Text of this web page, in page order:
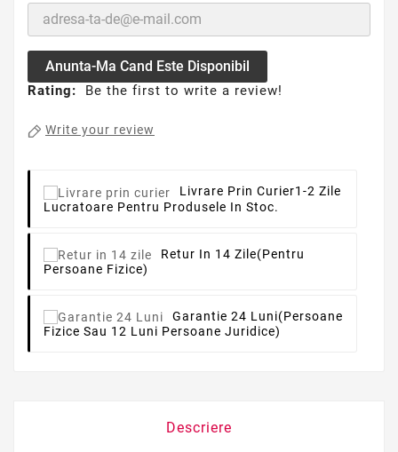
Anunta-Ma Cand Este Disponibil
Rating: Be the first to write a review!
Write your review
Livrare Prin Curier1-2 Zile
Lucratoare Pentru Produsele In Stoc.
Retur In 14 Zile(pentru
Persoane Fizice)
Garantie 24 Luni(persoane
Fizice Sau 12 Luni Persoane Juridice)
Descriere